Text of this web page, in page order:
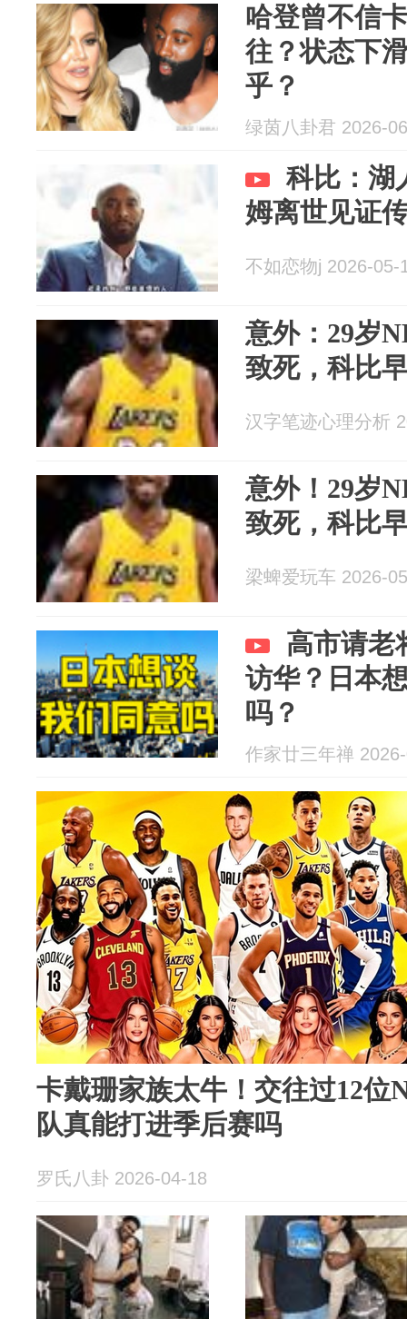
哈登曾不信
往？状态下
乎？
绿茵八卦君 2026-
科比：湖
姆离世见证
不如恋物j 2026-05-
意外：29岁
致死，科比
汉字笔迹心理分析
意外！29岁
致死，科比
梁蜱爱玩车 2026-
高市请老
访华？日本
吗？
作家廿三年禅
卡戴珊家族太牛！交往过12位
队真能打进季后赛吗
罗氏八卦 2026-04-18